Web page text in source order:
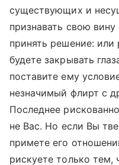
существующих и
признавать свою
принять решение:
будете закрывать
поставите ему
незначимый флирт с
Последнее
не Вас. Но если Вы
примете его
рискуете только тем,